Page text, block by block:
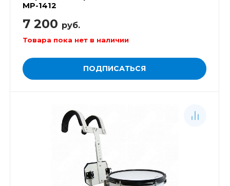
MP-1412
7 200 руб.
Товара пока нет в наличии
ПОДПИСАТЬСЯ